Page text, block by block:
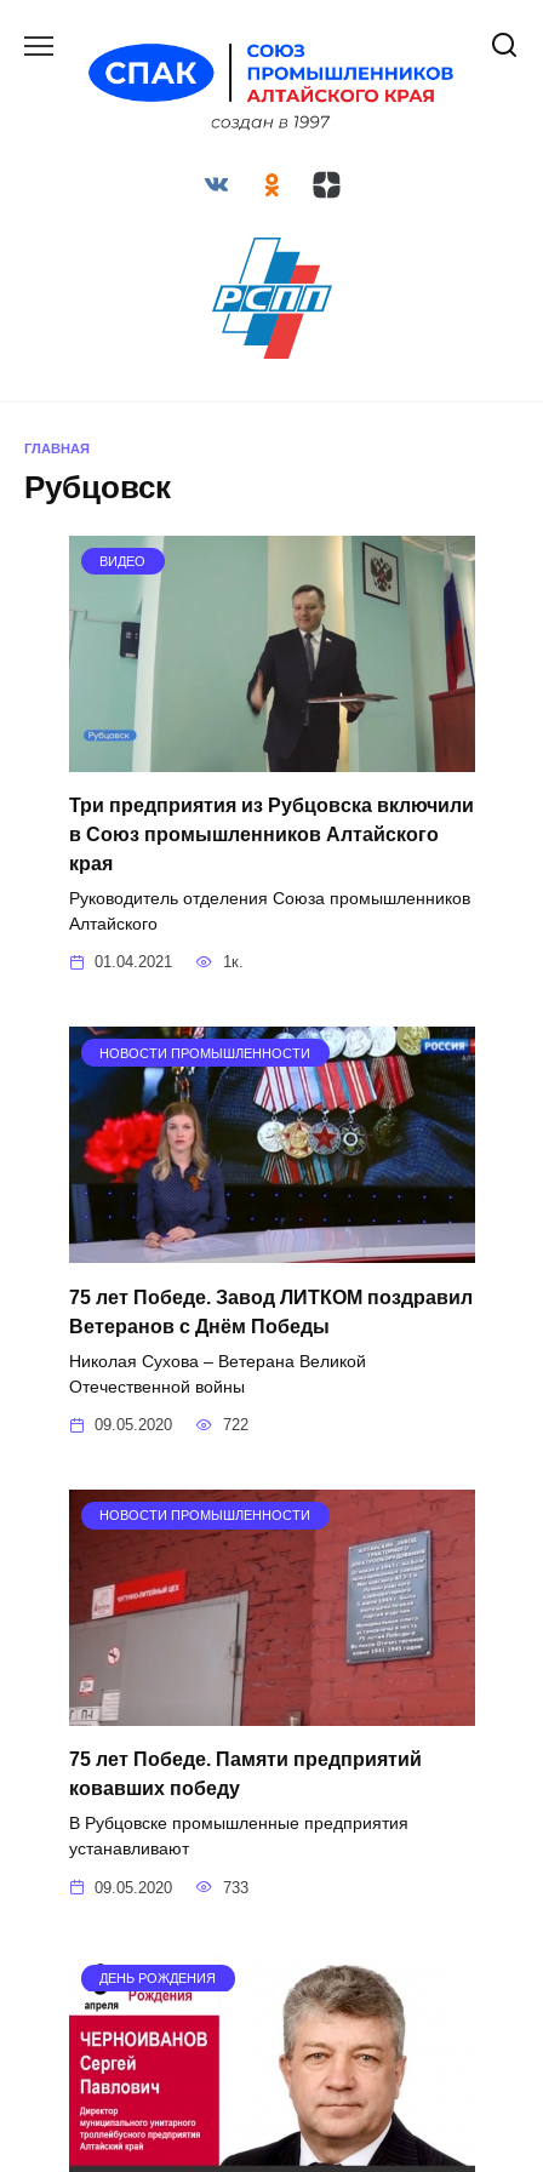
содержанию
ГЛАВНАЯ
Рубцовск
ВИДЕО
Три предприятия из Рубцовска включили
в Союз промышленников Алтайского
края
Руководитель отделения Союза промышленников
Алтайского
01.04.2021 1к.
НОВОСТИ ПРОМЫШЛЕННОСТИ
75 лет Победе. Завод ЛИТКОМ поздравил
Ветеранов с Днём Победы
Николая Сухова – Ветерана Великой
Отечественной войны
09.05.2020 722
НОВОСТИ ПРОМЫШЛЕННОСТИ
75 лет Победе. Памяти предприятий
ковавших победу
В Рубцовске промышленные предприятия
устанавливают
09.05.2020 733
ДЕНЬ РОЖДЕНИЯ